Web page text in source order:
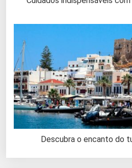
Descubra o encanto do